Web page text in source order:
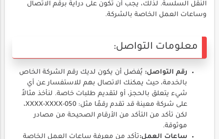
النقل السلسة. لذلك، يجب أن تكون على دراية برقم الاتصال
وساعات العمل الخاصة بالشركة.
معلومات التواصل:
رقم التواصل: يُفضل أن يكون لديك رقم الشركة الخاص
بالخدمة، حيث يمكنك الاتصال بهم للاستفسار عن أي
شيء يتعلق بالحجز، أو لتقديم طلبات خاصة. لنأخذ مثالاً
على شركة معينة قد تقدم رقمًا مثل: 050-XXXX-XXXX،
لكن تأكد من التأكد من الأرقام الصحيحة من مصادر
موثوقة.
ساعات العمل:تأكد من معرفة ساعات العمل الخاصة